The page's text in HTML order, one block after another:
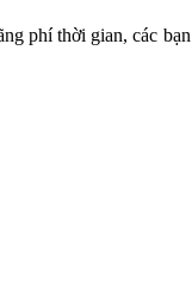
phí thời gian, các